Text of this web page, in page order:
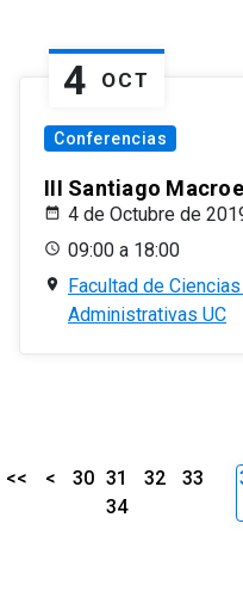
4 OCT
Conferencias
III Santiago
4 de Octubre de
09:00 a 18:00
Facultad de
Administrativas UC
<< < 30 31 32
33
34